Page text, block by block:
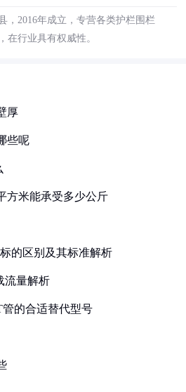
，2016年成立，专营各类护栏围栏
在行业具有权威性。
厚
些呢
方米能承受多少公斤
的区别及其标准解析
流量解析
管的合适替代型号